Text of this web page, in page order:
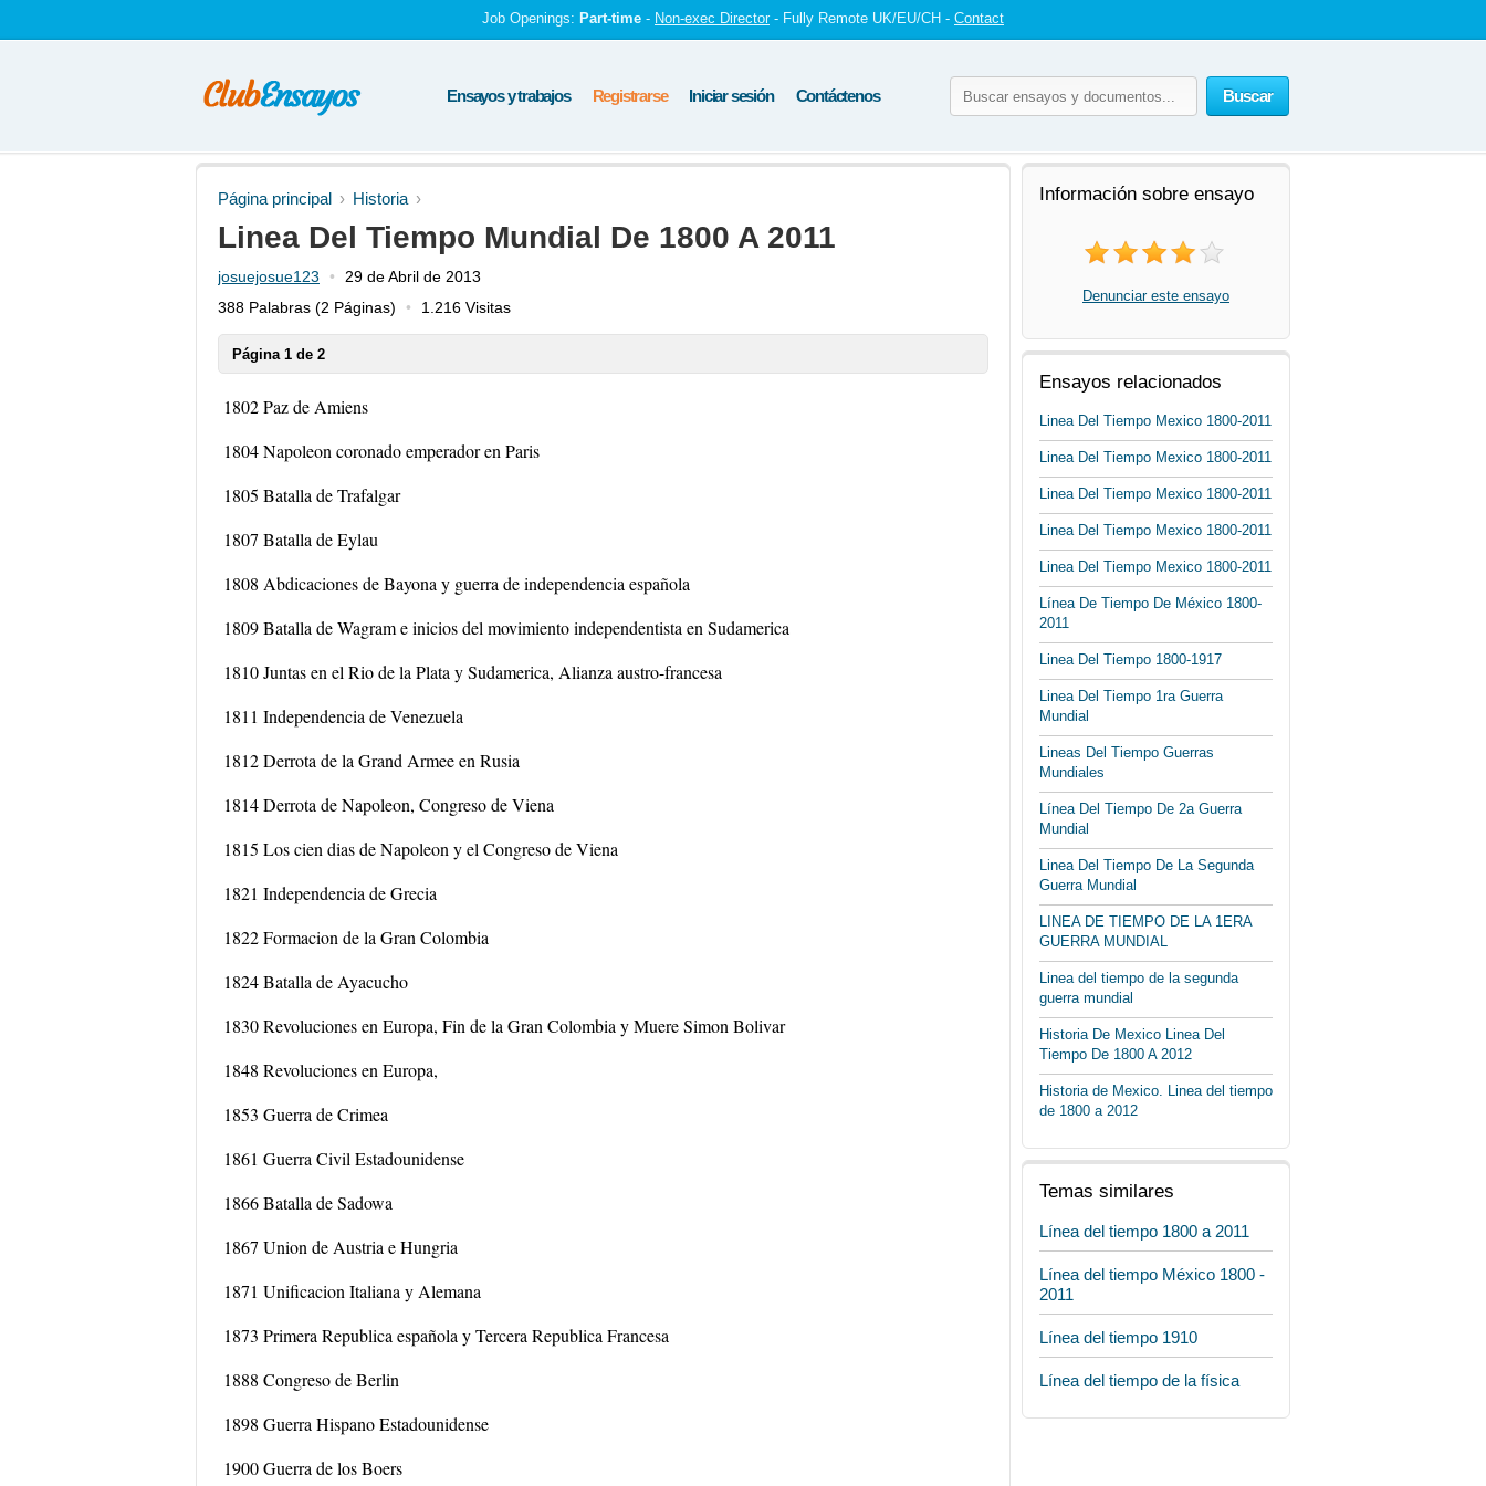
Job Openings: Part-time - Non-exec Director - Fully Remote UK/EU/CH - Contact
Buscar
Ensayos y trabajos Registrarse Iniciar sesión Contáctenos
Página principal Historia
Linea Del Tiempo Mundial De 1800 A 2011
josuejosue123
29 de Abril de 2013
388 Palabras (2 Páginas) 1.216 Visitas
Página 1 de 2
1802 Paz de Amiens
1804 Napoleon coronado emperador en Paris
1805 Batalla de Trafalgar
1807 Batalla de Eylau
1808 Abdicaciones de Bayona y guerra de independencia española
1809 Batalla de Wagram e inicios del movimiento independentista en Sudamerica
1810 Juntas en el Rio de la Plata y Sudamerica, Alianza austro-francesa
1811 Independencia de Venezuela
1812 Derrota de la Grand Armee en Rusia
1814 Derrota de Napoleon, Congreso de Viena
1815 Los cien dias de Napoleon y el Congreso de Viena
1821 Independencia de Grecia
1822 Formacion de la Gran Colombia
1824 Batalla de Ayacucho
1830 Revoluciones en Europa, Fin de la Gran Colombia y Muere Simon Bolivar
1848 Revoluciones en Europa,
1853 Guerra de Crimea
1861 Guerra Civil Estadounidense
1866 Batalla de Sadowa
1867 Union de Austria e Hungria
1871 Unificacion Italiana y Alemana
1873 Primera Republica española y Tercera Republica Francesa
1888 Congreso de Berlin
1898 Guerra Hispano Estadounidense
1900 Guerra de los Boers
Información sobre ensayo
Denunciar este ensayo
Ensayos relacionados
Linea Del Tiempo Mexico 1800-2011
Linea Del Tiempo Mexico 1800-2011
Linea Del Tiempo Mexico 1800-2011
Linea Del Tiempo Mexico 1800-2011
Linea Del Tiempo Mexico 1800-2011
Línea De Tiempo De México 1800-
2011
Linea Del Tiempo 1800-1917
Linea Del Tiempo 1ra Guerra
Mundial
Lineas Del Tiempo Guerras
Mundiales
Línea Del Tiempo De 2a Guerra
Mundial
Linea Del Tiempo De La Segunda
Guerra Mundial
LINEA DE TIEMPO DE LA 1ERA
GUERRA MUNDIAL
Linea del tiempo de la segunda
guerra mundial
Historia De Mexico Linea Del
Tiempo De 1800 A 2012
Historia de Mexico. Linea del tiempo
de 1800 a 2012
Temas similares
Línea del tiempo 1800 a 2011
Línea del tiempo México 1800 -
2011
Línea del tiempo 1910
Línea del tiempo de la física